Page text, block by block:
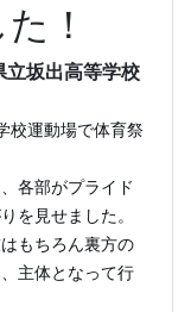
！
坂出高等学校
校運動場で体育祭
各部がプライド
を見せました。
もちろん裏方の
主体となって行